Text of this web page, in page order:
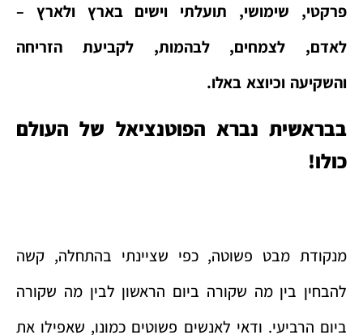
פרקטי, שימושי, תועלתי וישים בארץ ולארץ –
לאדם, לצמחים, לבהמות, לקביעת הזריחה
והשקיעה וכיוצא באלו.
בבראשית נברא הפוטנציאל של העולם
כולו!
מנקודת מבט פשוטה, כפי שציינתי בהתחלה, קשה
להבחין בין מה שקורה ביום הראשון לבין מה שקורה
ביום הרביעי. ודאי לאנשים פשוטים כמונו, שאפילו את